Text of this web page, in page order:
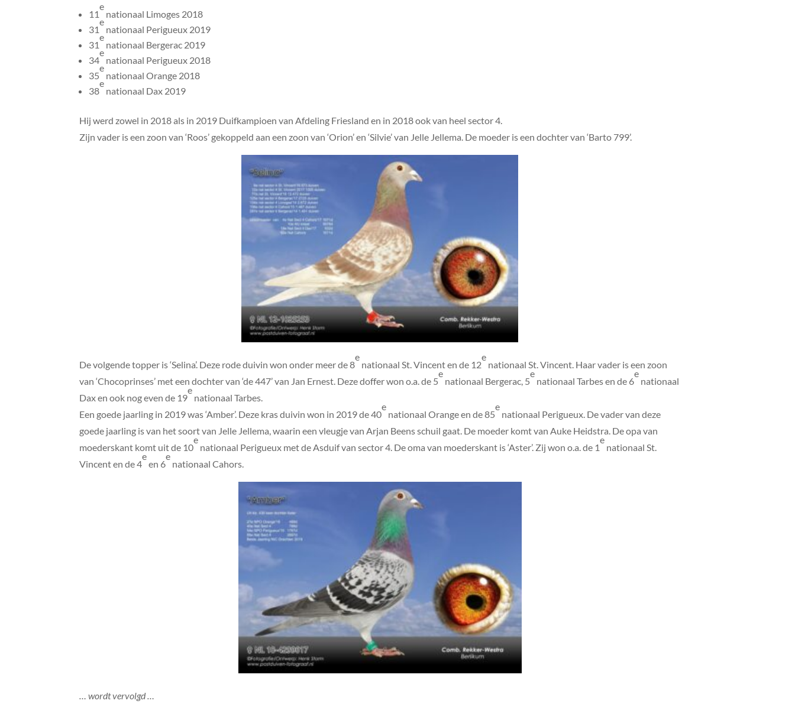
11
e
nationaal Limoges 2018
31
e
nationaal Perigueux 2019
31
e
nationaal Bergerac 2019
34
e
nationaal Perigueux 2018
35
e
nationaal Orange 2018
38
e
nationaal Dax 2019
Hij werd zowel in 2018 als in 2019 Duifkampioen van Afdeling Friesland en in 2018 ook van heel sector 4.
Zijn vader is een zoon van ‘Roos’ gekoppeld aan een zoon van ‘Orion’ en ‘Silvie’ van Jelle Jellema. De moeder is een dochter van ‘Barto 799’.
De volgende topper is ‘Selina’. Deze rode duivin won onder meer de 8
e
nationaal St. Vincent en de 12
e
nationaal St. Vincent. Haar vader is een zoon
van ‘Chocoprinses’ met een dochter van ‘de 447’ van Jan Ernest. Deze doffer won o.a. de 5
e
nationaal Bergerac, 5
e
nationaal Tarbes en de 6
e
nationaal
Dax en ook nog even de 19
e
nationaal Tarbes.
Een goede jaarling in 2019 was ‘Amber’. Deze kras duivin won in 2019 de 40
e
nationaal Orange en de 85
e
nationaal Perigueux. De vader van deze
goede jaarling is van het soort van Jelle Jellema, waarin een vleugje van Arjan Beens schuil gaat. De moeder komt van Auke Heidstra. De opa van
moederskant komt uit de 10
e
nationaal Perigueux met de Asduif van sector 4. De oma van moederskant is ‘Aster’. Zij won o.a. de 1
e
nationaal St.
Vincent en de 4
e
en 6
e
nationaal Cahors.
… wordt vervolgd …